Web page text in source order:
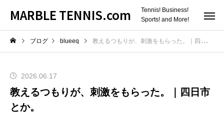
MARBLE TENNIS.com
Tennis! Business!
Sports! and More!
ブログ blueeq 教えるつもりが、刺激をもらった。｜四日市とか。
2026.06.17
教えるつもりが、刺激をもらった。｜四日市
とか。